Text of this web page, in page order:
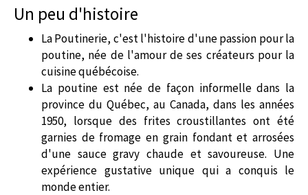
Un peu d'histoire
La Poutinerie, c'est l'histoire d'une passion pour la
poutine, née de l'amour de ses créateurs pour la
cuisine québécoise.
La poutine est née de façon informelle dans la
province du Québec, au Canada, dans les années
1950, lorsque des frites croustillantes ont été
garnies de fromage en grain fondant et arrosées
d'une sauce gravy chaude et savoureuse. Une
expérience gustative unique qui a conquis le
monde entier.